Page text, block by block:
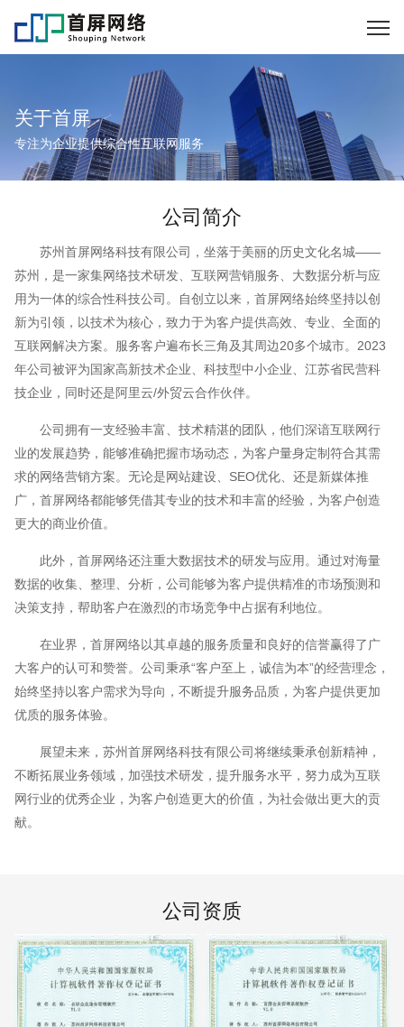
关于首屏
专注为企业提供综合性互联网服务
公司简介
苏州首屏网络科技有限公司，坐落于美丽的历史文化名城——
苏州，是一家集网络技术研发、互联网营销服务、大数据分析与应
用为一体的综合性科技公司。自创立以来，首屏网络始终坚持以创
新为引领，以技术为核心，致力于为客户提供高效、专业、全面的
互联网解决方案。服务客户遍布长三角及其周边20多个城市。2023
年公司被评为国家高新技术企业、科技型中小企业、江苏省民营科
技企业，同时还是阿里云/外贸云合作伙伴。
公司拥有一支经验丰富、技术精湛的团队，他们深谙互联网行
业的发展趋势，能够准确把握市场动态，为客户量身定制符合其需
求的网络营销方案。无论是网站建设、SEO优化、还是新媒体推
广，首屏网络都能够凭借其专业的技术和丰富的经验，为客户创造
更大的商业价值。
此外，首屏网络还注重大数据技术的研发与应用。通过对海量
数据的收集、整理、分析，公司能够为客户提供精准的市场预测和
决策支持，帮助客户在激烈的市场竞争中占据有利地位。
在业界，首屏网络以其卓越的服务质量和良好的信誉赢得了广
大客户的认可和赞誉。公司秉承“客户至上，诚信为本”的经营理念，
始终坚持以客户需求为导向，不断提升服务品质，为客户提供更加
优质的服务体验。
展望未来，苏州首屏网络科技有限公司将继续秉承创新精神，
不断拓展业务领域，加强技术研发，提升服务水平，努力成为互联
网行业的优秀企业，为客户创造更大的价值，为社会做出更大的贡
献。
公司资质